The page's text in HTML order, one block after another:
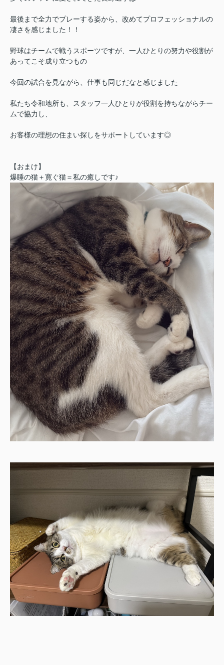
最後まで全力でプレーする姿から、改めてプロフェッショナルの
凄さを感じました！！
野球はチームで戦うスポーツですが、一人ひとりの努力や役割が
あってこそ成り立つもの
今回の試合を見ながら、仕事も同じだなと感じました
私たち令和地所も、スタッフ一人ひとりが役割を持ちながらチー
ムで協力し、
お客様の理想の住まい探しをサポートしています◎
【おまけ】
爆睡の猫＋寛ぐ猫＝私の癒しです♪